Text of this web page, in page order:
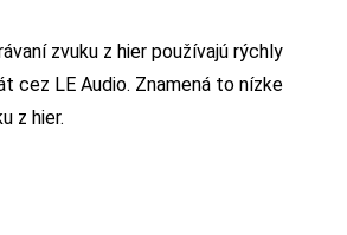
zvuku z hier používajú rýchly
cez LE Audio. Znamená to nízke
z hier.